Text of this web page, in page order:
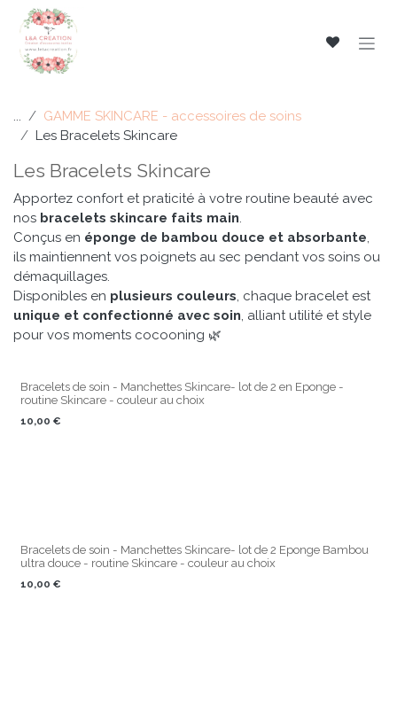
Se rendre au contenu
...
GAMME SKINCARE - accessoires de soins
Les Bracelets Skincare
Les Bracelets Skincare
Apportez confort et praticité à votre routine beauté avec
nos bracelets skincare faits main.
Conçus en éponge de bambou douce et absorbante,
ils maintiennent vos poignets au sec pendant vos soins ou
démaquillages.
Disponibles en plusieurs couleurs, chaque bracelet est
unique et confectionné avec soin, alliant utilité et style
pour vos moments cocooning 🌿
Bracelets de soin - Manchettes Skincare- lot de 2 en Eponge -
routine Skincare - couleur au choix
10,00 €
Bracelets de soin - Manchettes Skincare- lot de 2 Eponge Bambou
ultra douce - routine Skincare - couleur au choix
10,00 €